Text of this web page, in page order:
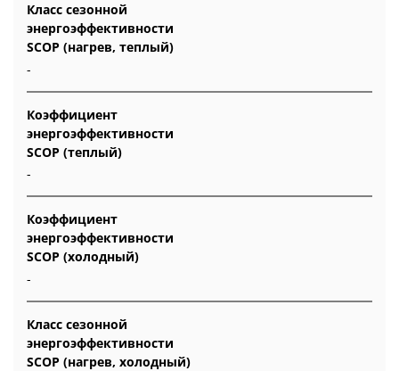
Класс сезонной
энергоэффективности
SCOP (нагрев, теплый)
-
Коэффициент
энергоэффективности
SCOP (теплый)
-
Коэффициент
энергоэффективности
SCOP (холодный)
-
Класс сезонной
энергоэффективности
SCOP (нагрев, холодный)